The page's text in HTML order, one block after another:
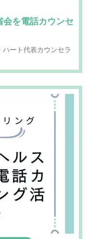
会を電話カウンセ
ート代表カウンセラ